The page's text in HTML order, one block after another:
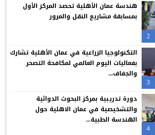
لكفالة أيتام غزة: لايف للإغاثة والتنمية تكثف
يهنيء الدكتور صالح المجالي بالمنصب الجديد
الملكية جعلت الأردن مركزا واعدا للاستثمار
2
هندسة عمان الأهلية تحصد المركز الأول
بمسابقة مشاريع النقل والمرور
3
التكنولوجيا الزراعية في عمان الأهلية تشارك
بفعاليات اليوم العالمي لمكافحة التصحر
والجفاف...
4
دورة تدريبية بمركز البحوث الدوائية
والتشخيصية في عمان الاهلية حول
الهندسة الطبية...